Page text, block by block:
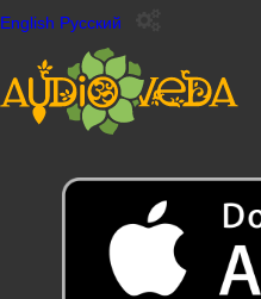
English Русский